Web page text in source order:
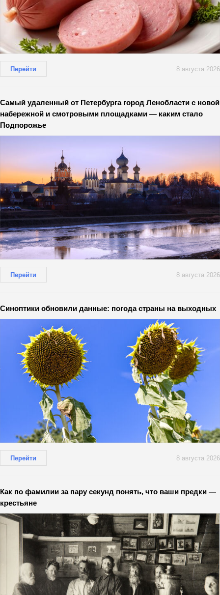
Перейти 8 августа 2026
Самый удаленный от Петербурга город Ленобласти с новой
набережной и смотровыми площадками — каким стало
Подпорожье
Перейти 8 августа 2026
Синоптики обновили данные: погода страны на выходных
Перейти 8 августа 2026
Как по фамилии за пару секунд понять, что ваши предки —
крестьяне